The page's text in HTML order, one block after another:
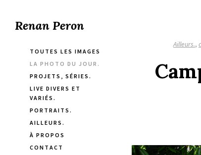
Renan Peron
TOUTES LES IMAGES
LA PHOTO DU JOUR.
PROJETS, SÉRIES.
LIVE DIVERS ET
VARIÉS.
PORTRAITS.
AILLEURS.
À PROPOS
CONTACT
Ailleurs.,